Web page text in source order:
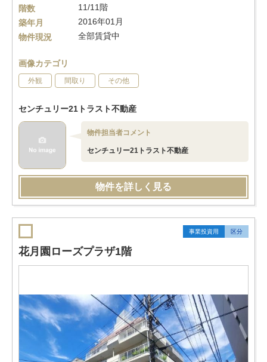
階数
11/11階
築年月
2016年01月
物件現況
全部賃貸中
画像カテゴリ
外観 間取り その他
センチュリー21トラスト不動産
物件担当者コメント
センチュリー21トラスト不動産
物件を詳しく見る
事業投資用 区分
花月園ローズプラザ1階